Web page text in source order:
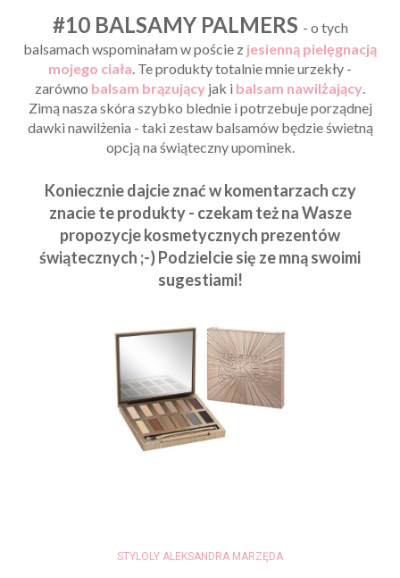
#10 BALSAMY PALMERS - o tych
balsamach wspominałam w poście z jesienną pielęgnacją
mojego ciała. Te produkty totalnie mnie urzekły -
zarówno balsam brązujący jak i balsam nawilżający.
Zimą nasza skóra szybko blednie i potrzebuje porządnej
dawki nawilżenia - taki zestaw balsamów będzie świetną
opcją na świąteczny upominek.
Koniecznie dajcie znać w komentarzach czy
znacie te produkty - czekam też na Wasze
propozycje kosmetycznych prezentów
świątecznych ;-) Podzielcie się ze mną swoimi
sugestiami!
STYLOLY ALEKSANDRA MARZĘDA